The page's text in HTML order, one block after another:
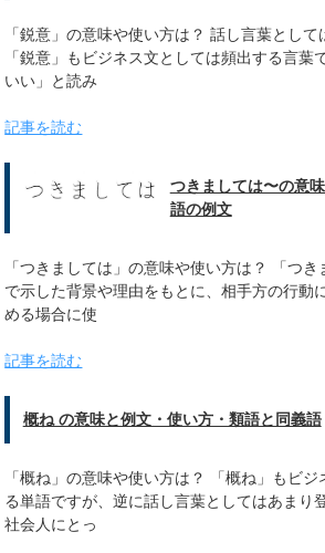
「鋭意」の意味や使い方は？ 話し言葉として
「鋭意」もビジネス文としては頻出する言葉
いい」と読み
記事を読む
つきましては〜の意
語の例文
「つきましては」の意味や使い方は？ 「つ
で示した背景や理由をもとに、相手方の行動
める場合に使
記事を読む
概ね の意味と例文・使い方・類語と同義語
「概ね」の意味や使い方は？ 「概ね」もビ
る単語ですが、逆に話し言葉としてはあまり
社会人にとっ